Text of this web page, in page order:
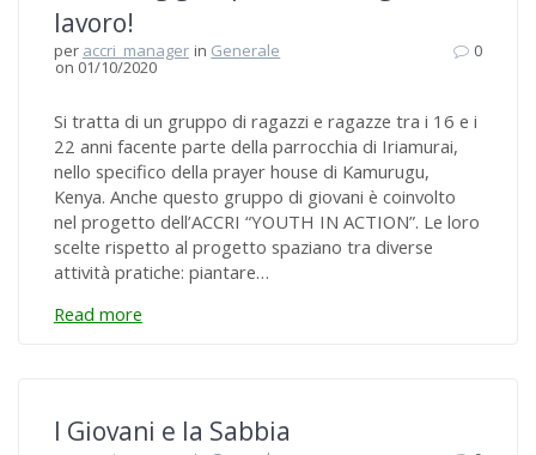
lavoro!
per accri_manager in Generale
on 01/10/2020
0
Si tratta di un gruppo di ragazzi e ragazze tra i 16 e i
22 anni facente parte della parrocchia di Iriamurai,
nello specifico della prayer house di Kamurugu,
Kenya. Anche questo gruppo di giovani è coinvolto
nel progetto dell’ACCRI “YOUTH IN ACTION”. Le loro
scelte rispetto al progetto spaziano tra diverse
attività pratiche: piantare…
Read more
I Giovani e la Sabbia